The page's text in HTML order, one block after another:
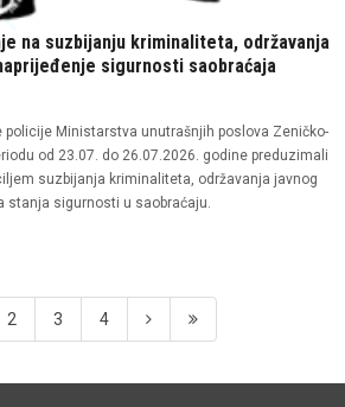
na suzbijanju kriminaliteta, održavanja
sigurnosti saobraćaja
policije Ministarstva unutrašnjih poslova Zeničko-
od 23.07. do 26.07.2026. godine preduzimali
suzbijanja kriminaliteta, održavanja javnog
stanja sigurnosti u saobraćaju.
2 3 4